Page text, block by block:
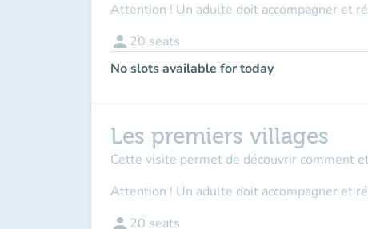
Attention ! Un adulte doit accompagner et
person 20 seats
No slots available for today
Les premiers villages
Cette visite permet de découvrir comment
Attention ! Un adulte doit accompagner et
person 20 seats